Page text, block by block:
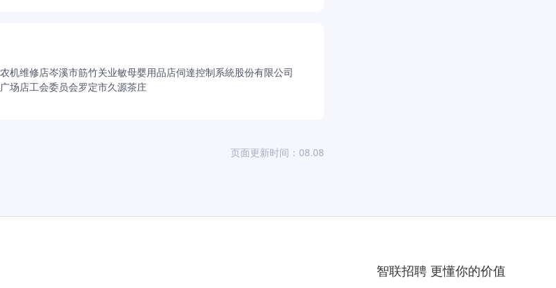
机维修店岑溪市筋竹关业敏母婴用品店伺達控制系統股份有限公司
场店工会委员会罗定市久源茶庄
页面更新时间：08.08
智联招聘 更懂你的价值